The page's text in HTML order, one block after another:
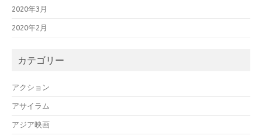
2020年3月
2020年2月
カテゴリー
アクション
アサイラム
アジア映画